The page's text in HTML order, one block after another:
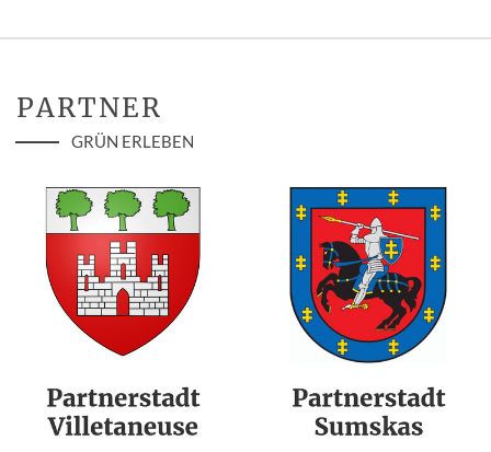
PARTNER
GRÜN ERLEBEN